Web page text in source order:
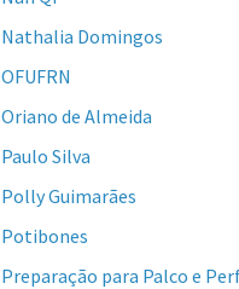
Nathalia Domingos
OFUFRN
Oriano de Almeida
Paulo Silva
Polly Guimarães
Potibones
Preparação para Palco e